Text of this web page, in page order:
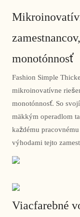
monotónnosť
Fashion Simple
mikroinovatívne
monotónnosť. So
mäkkým operadlom
každému
výhodami tejto
Viacfarebné